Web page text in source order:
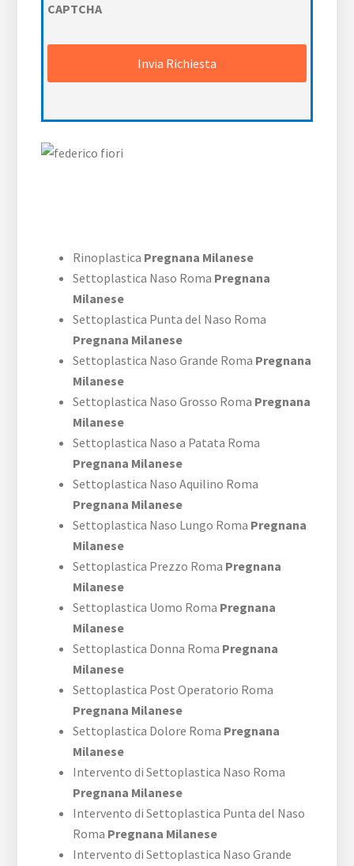
CAPTCHA
Rinoplastica Pregnana Milanese
Settoplastica Naso Roma Pregnana
Milanese
Settoplastica Punta del Naso Roma
Pregnana Milanese
Settoplastica Naso Grande Roma Pregnana
Milanese
Settoplastica Naso Grosso Roma Pregnana
Milanese
Settoplastica Naso a Patata Roma
Pregnana Milanese
Settoplastica Naso Aquilino Roma
Pregnana Milanese
Settoplastica Naso Lungo Roma Pregnana
Milanese
Settoplastica Prezzo Roma Pregnana
Milanese
Settoplastica Uomo Roma Pregnana
Milanese
Settoplastica Donna Roma Pregnana
Milanese
Settoplastica Post Operatorio Roma
Pregnana Milanese
Settoplastica Dolore Roma Pregnana
Milanese
Intervento di Settoplastica Naso Roma
Pregnana Milanese
Intervento di Settoplastica Punta del Naso
Roma Pregnana Milanese
Intervento di Settoplastica Naso Grande